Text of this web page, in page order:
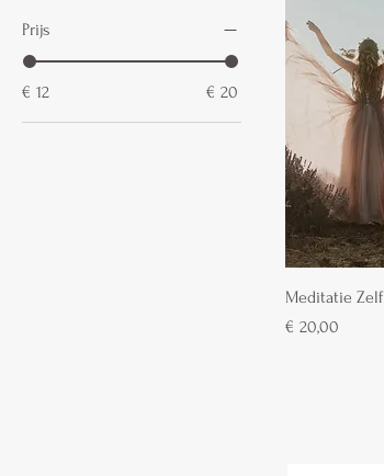
Prijs
€ 12 € 20
Meditatie
Prijs
€ 20,00